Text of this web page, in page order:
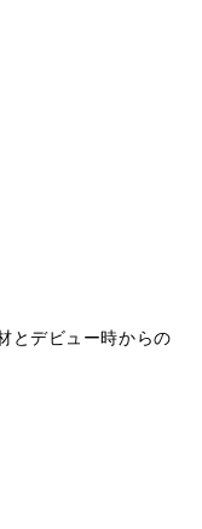
とデビュー時からの